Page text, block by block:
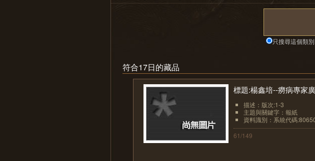
只搜尋這個類別
符合17日的藏品
標題:楊鑫培--癆病專家
描述：版次:1-3
主題與關鍵字：報紙
資料識別：系統代碼
61/149